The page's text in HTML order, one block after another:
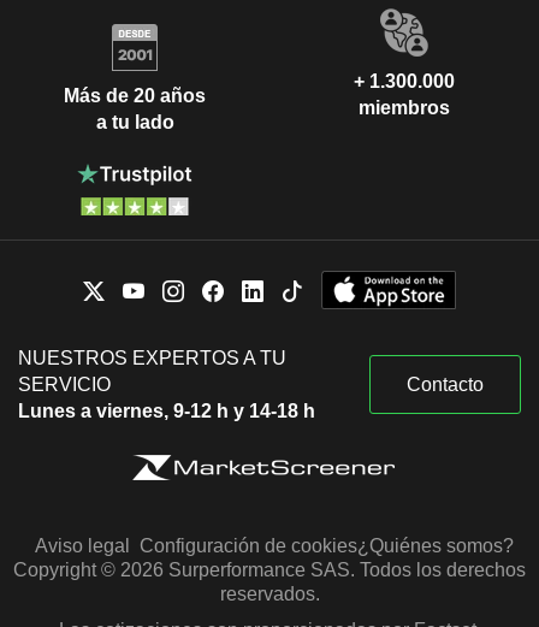
Más de 20 años
a tu lado
+ 1.300.000
miembros
NUESTROS EXPERTOS A TU
SERVICIO
Lunes a viernes, 9-12 h y 14-18 h
Contacto
Aviso legal Configuración de cookies¿Quiénes somos?
Copyright © 2026 Surperformance SAS. Todos los derechos
reservados.